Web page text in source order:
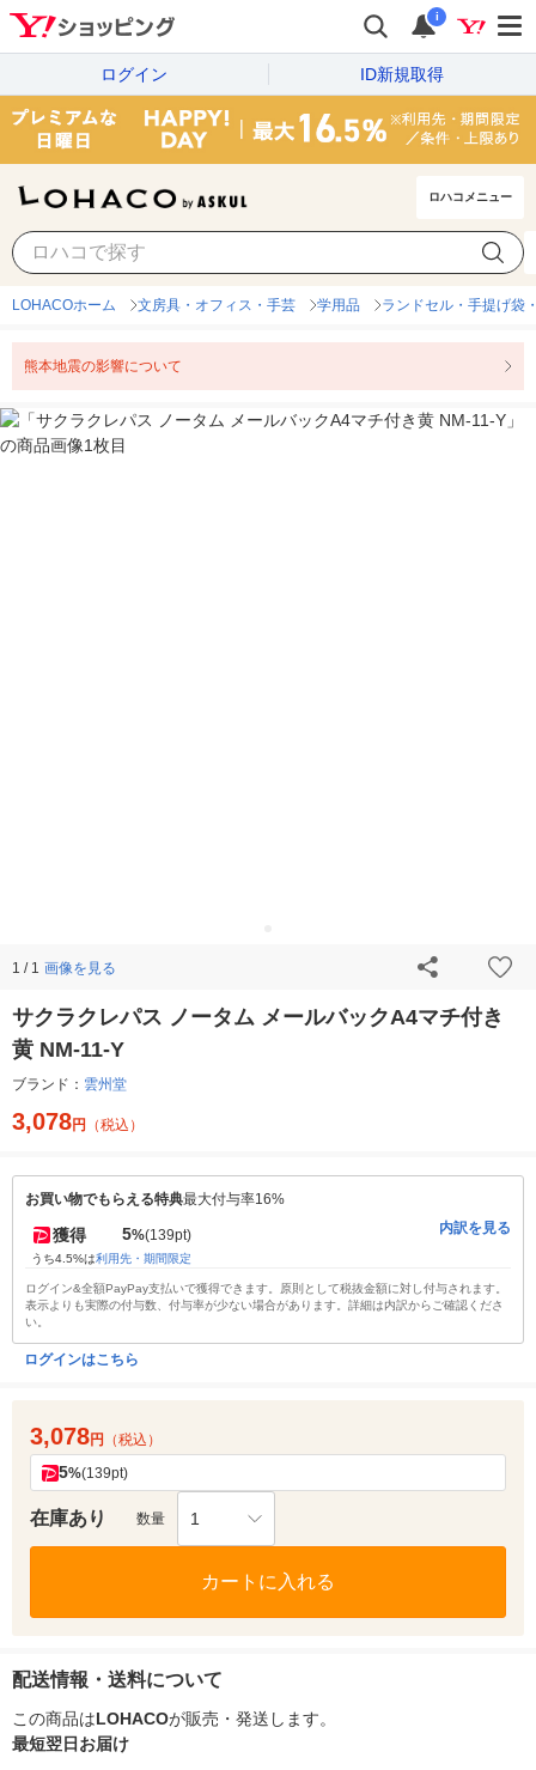
i
ログイン ID新規取得
ロハコメニュー
LOHACOホーム 文房具・オフィス・手芸 学用品 ランドセル・手提げ袋
熊本地震の影響について
1 / 1 画像を見る
サクラクレパス ノータム メールバックA4マチ付き
黄 NM-11-Y
ブランド： 雲州堂
3,078円 （税込）
お買い物でもらえる特典最大付与率16%
獲得 5%(139pt)
うち4.5%は利用先・期間限定
内訳を見る
ログイン&全額PayPay支払いで獲得できます。原則として税抜金額に対し付与されます。
表示よりも実際の付与数、付与率が少ない場合があります。詳細は内訳からご確認くださ
い。
ログインはこちら
3,078円 （税込）
5%(139pt)
在庫あり 数量 1
カートに入れる
配送情報・送料について
この商品はLOHACOが販売・発送します。
最短翌日お届け